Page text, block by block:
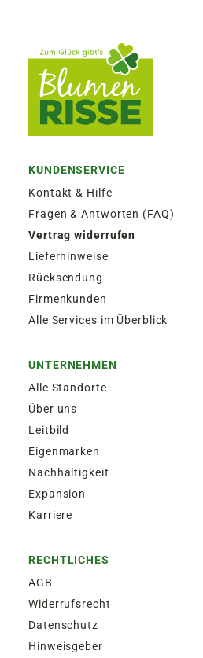
KUNDENSERVICE
Kontakt & Hilfe
Fragen & Antworten (FAQ)
Vertrag widerrufen
Lieferhinweise
Rücksendung
Firmenkunden
Alle Services im Überblick
UNTERNEHMEN
Alle Standorte
Über uns
Leitbild
Eigenmarken
Nachhaltigkeit
Expansion
Karriere
RECHTLICHES
AGB
Widerrufsrecht
Datenschutz
Hinweisgeber